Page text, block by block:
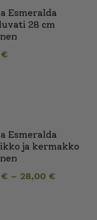
Esmeralda
28 cm
€
Esmeralda
ja kermakko
€ – 28,00 €